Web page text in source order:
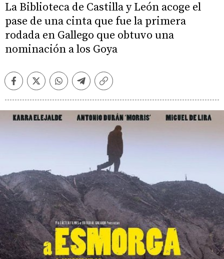
La Biblioteca de Castilla y León acoge el
pase de una cinta que fue la primera
rodada en Gallego que obtuvo una
nominación a los Goya
FacebookTwitterWhatsappTelegramCopiar